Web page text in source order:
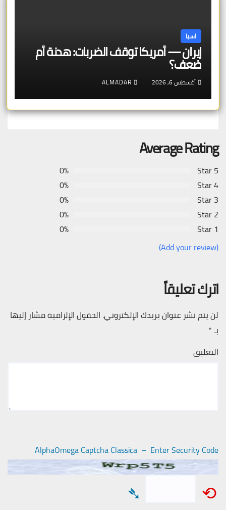
اسيا
إيران — أمريكا توقف الضربات: هدنة أم
ضعف؟
أغسطس 6, 2026 ALMADAR
Average Rating
5 Star
0%
4 Star
0%
3 Star
0%
2 Star
0%
1 Star
0%
(Add your review)
اترك تعليقاً
لن يتم نشر عنوان بريدك الإلكتروني. الحقول الإلزامية مشار إليها
بـ*
التعليق
AlphaOmega Captcha Classica – Enter Security Code
⟲
➴